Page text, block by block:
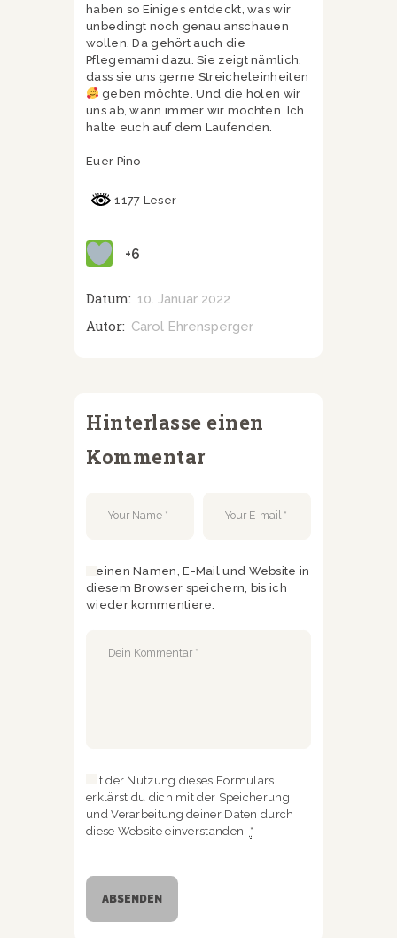
haben so Einiges entdeckt, was wir
unbedingt noch genau anschauen
wollen. Da gehört auch die
Pflegemami dazu. Sie zeigt nämlich,
dass sie uns gerne Streicheleinheiten
geben möchte. Und die holen wir
uns ab, wann immer wir möchten. Ich
halte euch auf dem Laufenden.
Euer Pino
1177 Leser
+6
Datum: 10. Januar 2022
Autor: Carol Ehrensperger
Hinterlasse einen
Kommentar
Meinen Namen, E-Mail und Website in
diesem Browser speichern, bis ich
wieder kommentiere.
Mit der Nutzung dieses Formulars
erklärst du dich mit der Speicherung
und Verarbeitung deiner Daten durch
diese Website einverstanden. *